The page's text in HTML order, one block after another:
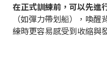
在正式訓練前，可以先進
（如彈力帶划船），喚
練時更容易感受到收縮與